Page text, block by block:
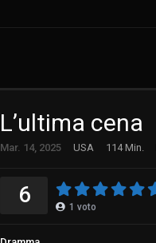
L’ultima cena
Mar. 14, 2025 USA 114 Min.
6 1 voto